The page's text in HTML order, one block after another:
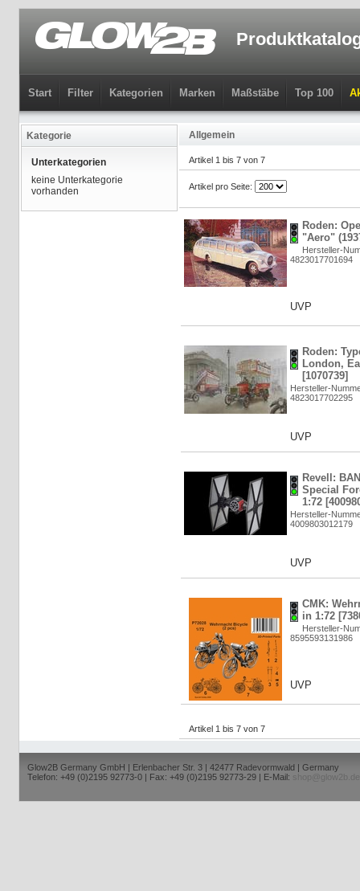
Start Filter Kategorien Marken Maßstäbe Top 100
Kategorie
Unterkategorien
keine Unterkategorie
vorhanden
Allgemein
Artikel 1 bis 7 von 7
Artikel pro Seite:
Roden:
"Aero"
Hersteller-
4823017701694
UVP
Roden:
London,
[1070739]
Hersteller-
4823017702295
UVP
Revell:
Special
1:72
Hersteller-
4009803012179
UVP
CMK:
in 1:72
Hersteller-
8595593131986
UVP
Artikel 1 bis 7 von 7
Glow2B Germany GmbH | Erlenbacher Str. 3 | 42477 Radevormwald | Germany
Telefon: +49 (0)2195 92773-0 | Fax: +49 (0)2195 92773-29 | E-Mail:
shop@glow2b.de